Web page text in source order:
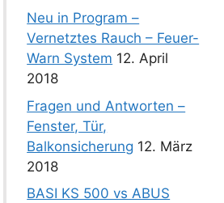
Neu in Program –
Vernetztes Rauch – Feuer-
Warn System 12. April
2018
Fragen und Antworten –
Fenster, Tür,
Balkonsicherung 12. März
2018
BASI KS 500 vs ABUS